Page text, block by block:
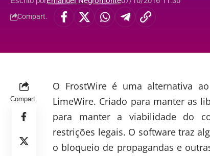
Compart.
Compart.
O FrostWire é uma alternativa
LimeWire. Criado para manter as
para manter a viabilidade do
restrições legais. O software traz
o bloqueio de propagandas e